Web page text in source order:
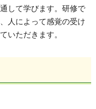
して学びます。研修で
人によって感覚の受け
いただきます。